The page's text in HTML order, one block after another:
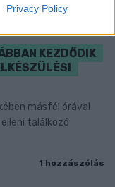
Privacy Policy
KEZDŐDIK
másfél órával
találkozó
1 hozzászólás